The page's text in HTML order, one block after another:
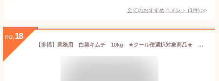
全てのおすすめコメント (1件) >
no. 18
【多福】業務用 白菜キムチ 10kg ★クール便選択対象商品★ 《韓国食品 韓国食材 韓国 食料品 食べ物 キムチ 韓国キムチ きむち 韓国産キムチ おつまみ 発酵キムチ 韓国グルメ 輸入 漬物 漬け物 おかず 業務用》